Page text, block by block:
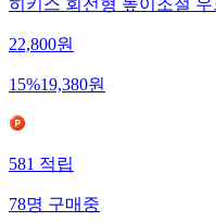
히키스 회전형 높이조절
22,800원
15%19,380원
581적립
78명구매중